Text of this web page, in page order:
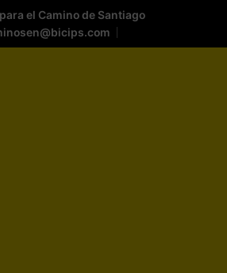
el Camino de Santiago